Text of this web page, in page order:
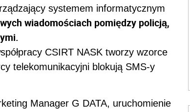
systemem informatycznym
wiadomościach pomiędzy policją,
CSIRT NASK tworzy wzorce
telekomunikacyjni blokują SMS-y
Manager G DATA, uruchomienie